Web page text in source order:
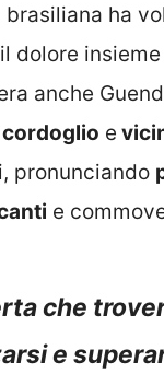
brasiliana ha
dolore
anche
cordoglio e
pronunciando
e
che
e